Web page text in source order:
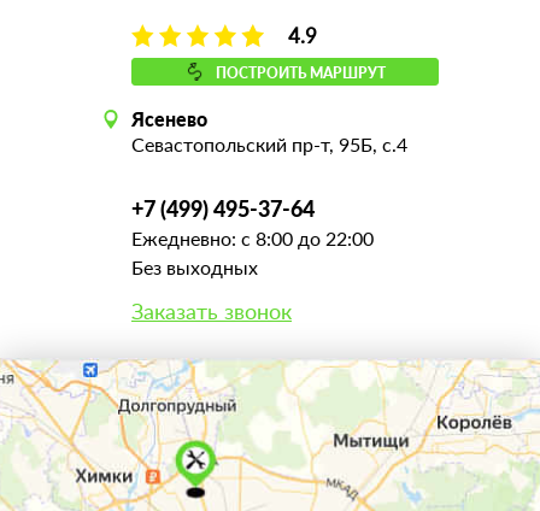
4.9
ПОСТРОИТЬ МАРШРУТ
Ясенево
Севастопольский пр-т, 95Б, с.4
+7 (499) 495-37-64
Ежедневно: с 8:00 до 22:00
Без выходных
Заказать звонок